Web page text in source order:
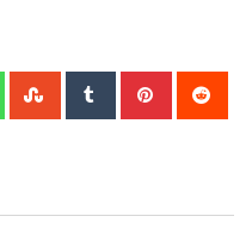
WhatsappStumbleUpon
Tumblr Pinterest